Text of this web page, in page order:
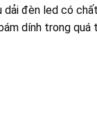
dải đèn led có
dính trong quá